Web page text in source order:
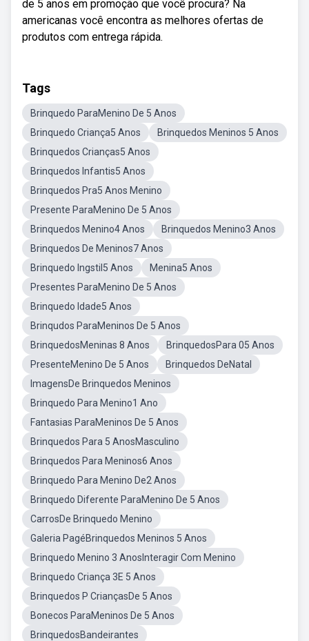
de 5 anos em promoção que você procura? Na
americanas você encontra as melhores ofertas de
produtos com entrega rápida.
Tags
Brinquedo ParaMenino De 5 Anos
Brinquedo Criança5 Anos
Brinquedos Meninos 5 Anos
Brinquedos Crianças5 Anos
Brinquedos Infantis5 Anos
Brinquedos Pra5 Anos Menino
Presente ParaMenino De 5 Anos
Brinquedos Menino4 Anos
Brinquedos Menino3 Anos
Brinquedos De Meninos7 Anos
Brinquedo Ingstil5 Anos
Menina5 Anos
Presentes ParaMenino De 5 Anos
Brinquedo Idade5 Anos
Brinqudos ParaMeninos De 5 Anos
BrinquedosMeninas 8 Anos
BrinquedosPara 05 Anos
PresenteMenino De 5 Anos
Brinquedos DeNatal
ImagensDe Brinquedos Meninos
Brinquedo Para Menino1 Ano
Fantasias ParaMeninos De 5 Anos
Brinquedos Para 5 AnosMasculino
Brinquedos Para Meninos6 Anos
Brinquedo Para Menino De2 Anos
Brinquedo Diferente ParaMenino De 5 Anos
CarrosDe Brinquedo Menino
Galeria PagéBrinquedos Meninos 5 Anos
Brinquedo Menino 3 AnosInteragir Com Menino
Brinquedo Criança 3E 5 Anos
Brinquedos P CriançasDe 5 Anos
Bonecos ParaMeninos De 5 Anos
BrinquedosBandeirantes